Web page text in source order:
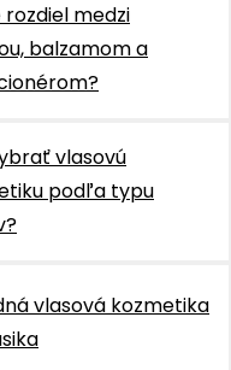
rozdiel medzi
balzamom a
vlasovú
podľa typu
vlasová kozmetika